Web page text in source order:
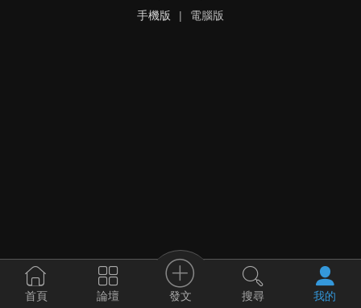
手機版
| 電腦版
首頁 論壇 發文 搜尋 我的